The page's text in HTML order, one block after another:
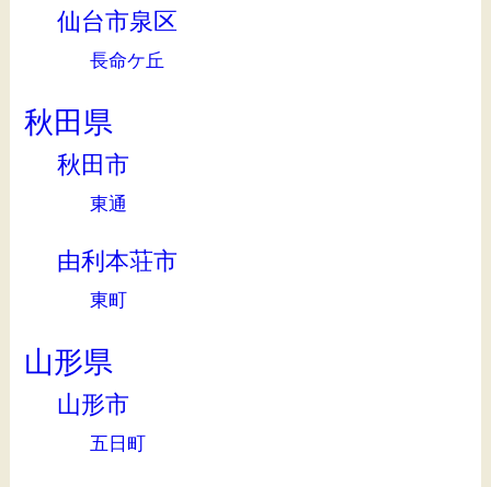
仙台市泉区
長命ケ丘
秋田県
秋田市
東通
由利本荘市
東町
山形県
山形市
五日町